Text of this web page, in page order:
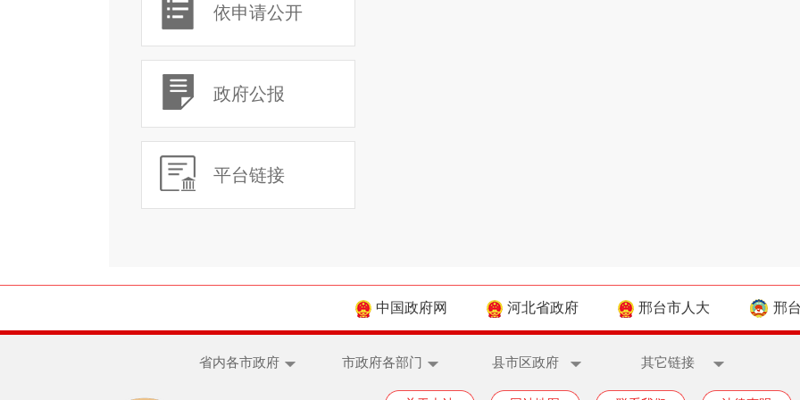
依申请公开
政府公报
平台链接
中国政府网 河北省政府 邢台市人大 邢
省内各市政府 市政府各部门 县市区政府 其它链接